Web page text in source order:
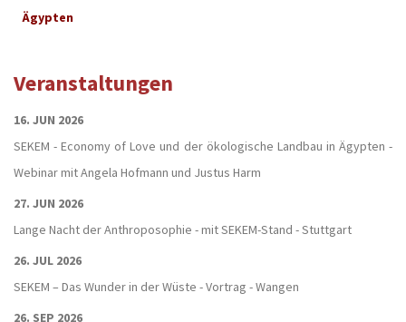
Ägypten
Veranstaltungen
16. JUN 2026
SEKEM - Economy of Love und der ökologische Landbau in Ägypten -
Webinar mit Angela Hofmann und Justus Harm
27. JUN 2026
Lange Nacht der Anthroposophie - mit SEKEM-Stand - Stuttgart
26. JUL 2026
SEKEM – Das Wunder in der Wüste - Vortrag - Wangen
26. SEP 2026